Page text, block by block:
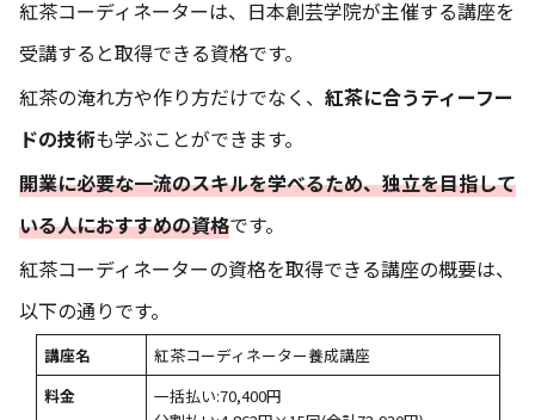
紅茶コーディネーターは、日本創芸学院が主催する講座を
受講すると取得できる資格です。
紅茶の淹れ方や作り方だけでなく、 紅茶に合うティーフー
ドの技術も学ぶことができます。
開業に必要な一流のスキルを学べるため、独立を目指して
いる人におすすめの資格です。
紅茶コーディネーターの資格を取得できる講座の概要は、
以下の通りです。
講座名
紅茶コーディネーター養成講座
料金
一括払い:70,400円